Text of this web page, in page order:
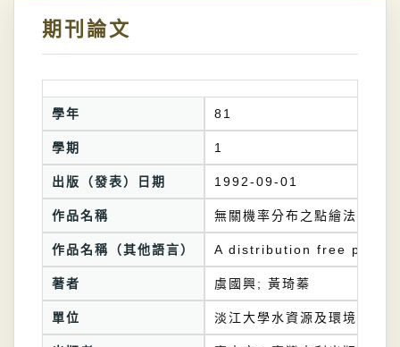
期刊論文
學年 81
學期 1
出版（發表）日期 1992-09-01
作品名稱 無關機率分布之點繪法公式
作品名稱（其他語言） A distribution free
著者 虞國興; 黃琦蓁
單位 淡江大學水資源及環境工程